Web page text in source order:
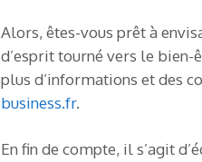
Alors, êtes-vous prêt à
d’esprit tourné vers le
plus d’informations et des
business.fr.
En fin de compte, il s’agit